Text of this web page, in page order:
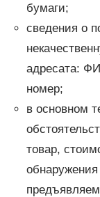
бумаги;
сведения о
адресата:
номер;
в основном
товар,